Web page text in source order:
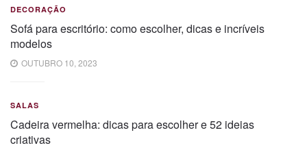
DECORAÇÃO
Sofá para escritório: como escolher, dicas e incríveis
modelos
OUTUBRO 10, 2023
SALAS
Cadeira vermelha: dicas para escolher e 52 ideias
criativas